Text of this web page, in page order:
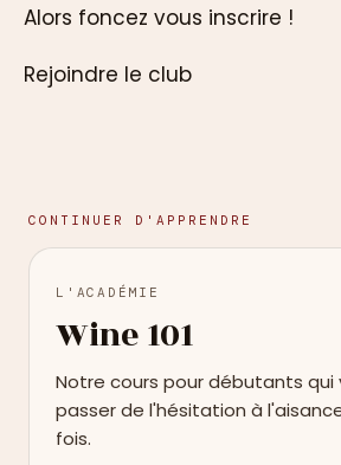
Alors foncez vous inscrire !
Rejoindre le club
CONTINUER D'APPRENDRE
L'ACADÉMIE
Wine 101
Notre cours pour débutants qui
passer de l'hésitation à
fois.